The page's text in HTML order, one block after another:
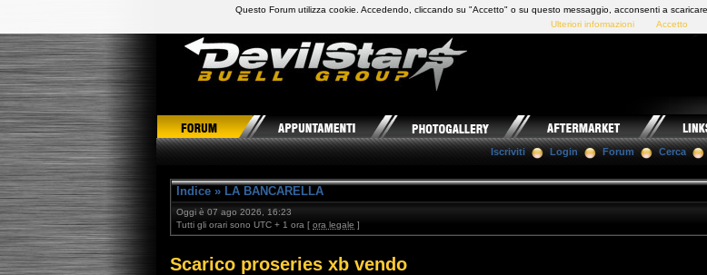
DevilStars Club Buell Italia
Iscriviti Login Forum Cerca
Indice » LA BANCARELLA
Oggi è 07 ago 2026, 16:23
Tutti gli orari sono UTC + 1 ora [ ora legale ]
Scarico proseries xb vendo
Questo Forum utilizza cookie. Accedendo, cliccando su "Accetto" o su questo messaggio, acconsenti a
Ulteriori informazioni
Accetto